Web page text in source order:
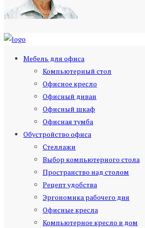
Мебель для офиса
Компьютерный стол
Офисное кресло
Офисный диван
Офисный шкаф
Офисная тумба
Обустройство офиса
Стеллажи
Выбор компьютерного стола
Пространство над столом
Рецепт удобства
Эргономика рабочего дня
Офисные кресла
Компьютерное кресло в дом